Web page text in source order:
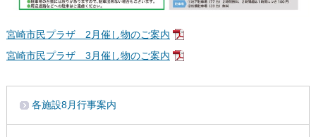
宮崎市民プラザ 2月催し物のご案内
宮崎市民プラザ 3月催し物のご案内
各施設8月行事案内